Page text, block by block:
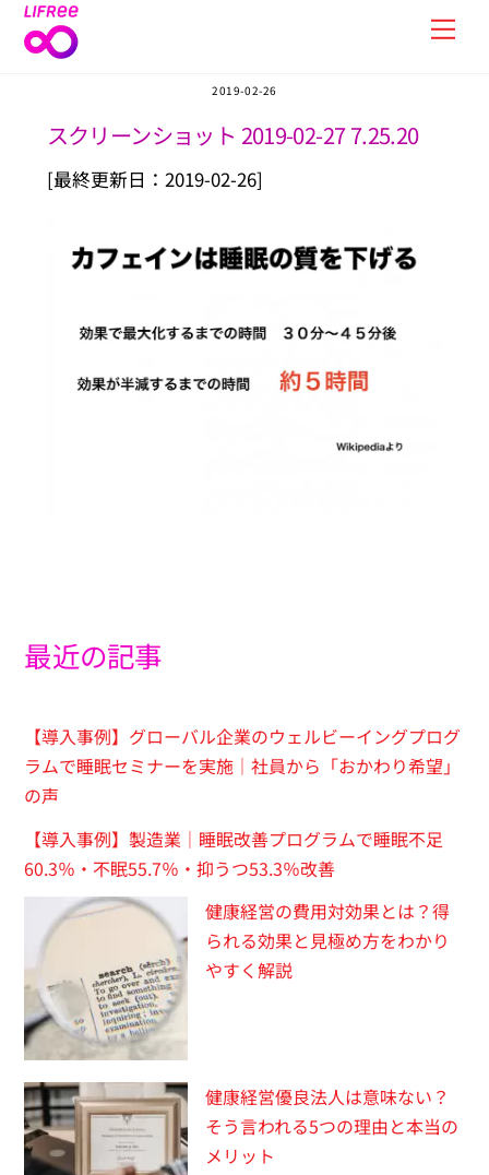
Skip
2019-02-26
スクリーンショット 2019-02-27 7.25.20
[最終更新日：2019-02-26]
最近の記事
【導入事例】グローバル企業のウェルビーイングプログ
ラムで睡眠セミナーを実施｜社員から「おかわり希望」
の声
【導入事例】製造業｜睡眠改善プログラムで睡眠不足
60.3％・不眠55.7％・抑うつ53.3％改善
健康経営の費用対効果とは？得
られる効果と見極め方をわかり
やすく解説
健康経営優良法人は意味ない？
そう言われる5つの理由と本当の
メリット